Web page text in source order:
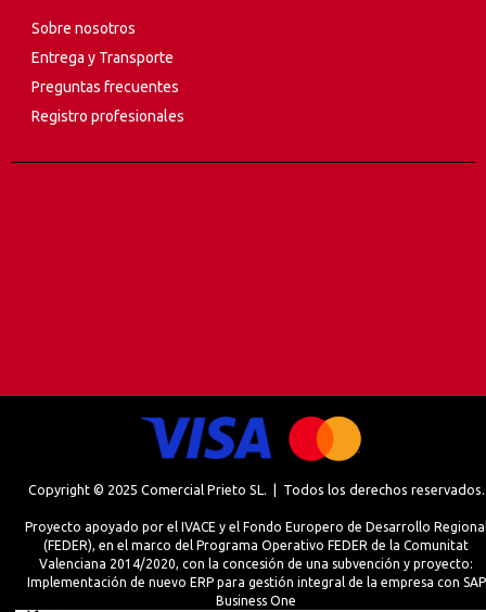
Sobre nosotros
Entrega y Transporte
Preguntas frecuentes
Registro profesionales
Copyright © 2025 Comercial Prieto SL. | Todos los derechos reservados.
Proyecto apoyado por el IVACE y el Fondo Europero de Desarrollo
(FEDER), en el marco del Programa Operativo FEDER de la Comunitat
Valenciana 2014/2020, con la concesión de una subvención y proyecto:
Implementación de nuevo ERP para gestión integral de la empresa con SAP
Business One